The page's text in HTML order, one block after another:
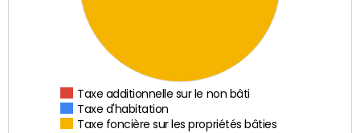
Taxe additionnelle sur le non bâti
Taxe d'habitation
Taxe foncière sur les propriétés bâties